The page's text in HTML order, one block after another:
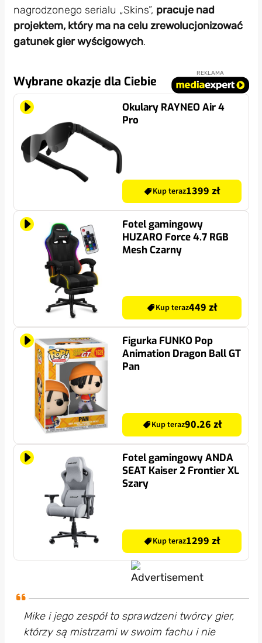
nagrodzonego serialu „Skins”, pracuje nad
projektem, który ma na celu zrewolucjonizować
gatunek gier wyścigowych.
Wybrane okazje dla Ciebie
REKLAMA
Okulary RAYNEO Air 4
Pro
Kup teraz1399 zł
Fotel gamingowy
HUZARO Force 4.7 RGB
Mesh Czarny
Kup teraz449 zł
Figurka FUNKO Pop
Animation Dragon Ball GT
Pan
Kup teraz90.26 zł
Fotel gamingowy ANDA
SEAT Kaiser 2 Frontier XL
Szary
Kup teraz1299 zł
Mike i jego zespół to sprawdzeni twórcy gier,
którzy są mistrzami w swoim fachu i nie